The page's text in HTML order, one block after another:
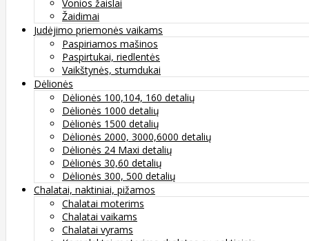
Vonios žaislai
Žaidimai
Judėjimo priemonės vaikams
Paspiriamos mašinos
Paspirtukai, riedlentės
Vaikštynės, stumdukai
Dėlionės
Dėlionės 100,104, 160 detalių
Dėlionės 1000 detalių
Dėlionės 1500 detalių
Dėlionės 2000, 3000,6000 detalių
Dėlionės 24 Maxi detalių
Dėlionės 30,60 detalių
Dėlionės 300, 500 detalių
Chalatai, naktiniai, pižamos
Chalatai moterims
Chalatai vaikams
Chalatai vyrams